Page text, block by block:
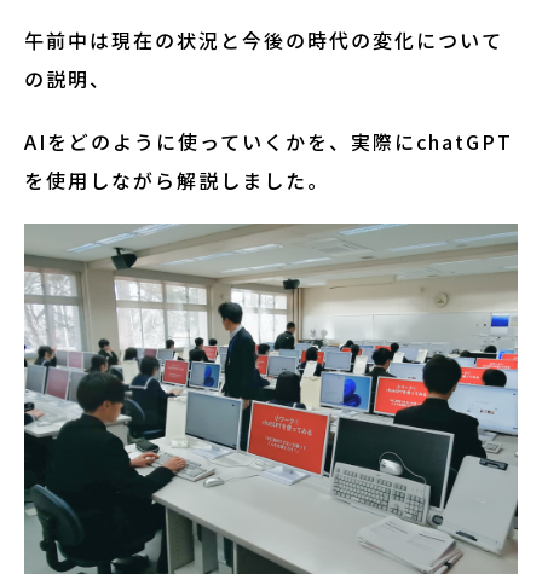
午前中は現在の状況と今後の時代の変化について
の説明、
AIをどのように使っていくかを、実際にchatGPT
を使用しながら解説しました。